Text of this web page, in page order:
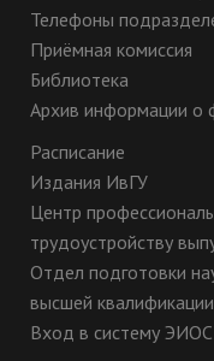
Телефоны
Приёмная комиссия
Библиотека
Архив информации о
Расписание
Издания ИвГУ
Центр
трудоустройству
Отдел подготовки
высшей квалификации
Вход в систему ЭИОС